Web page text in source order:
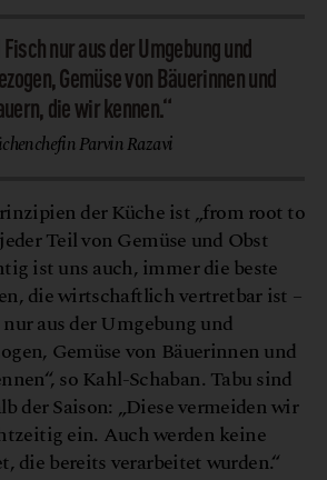
nur aus der Umgebung und
Gemüse von Bäuerinnen und
die wir kennen.“
Parvin Razavi
der Küche ist „from root to
Teil von Gemüse und Obst
ist uns auch, immer die beste
die wirtschaftlich vertretbar ist –
aus der Umgebung und
Gemüse von Bäuerinnen und
so Kahl-Schaban. Tabu sind
der Saison: „Diese vermeiden wir
ein. Auch werden keine
die bereits verarbeitet wurden.“